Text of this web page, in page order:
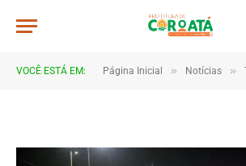
VOCÊ ESTÁ EM: Página Inicial » Notícias »
JWR_5153